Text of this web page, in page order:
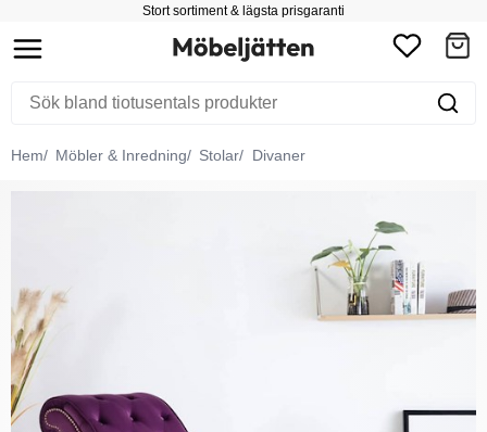
Stort sortiment & lägsta prisgaranti
Hem Möbler & Inredning Stolar Divaner